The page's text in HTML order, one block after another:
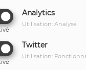
Analytics
Utilisation: Analyse
Twitter
Utilisation:
Rapture
I'm ready